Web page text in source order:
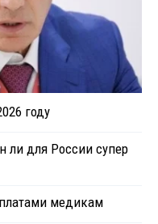
году
ли для России супер
медикам